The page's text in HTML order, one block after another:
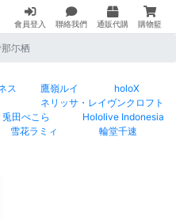
會員登入 聯絡我們 通販代購 購物籃
尓栖
ス 鷹嶺ルイ
holoX
ネリッサ・レイヴンクロフト
兎田ぺこら
Hololive Indonesia
雪花ラミィ 輪堂千速